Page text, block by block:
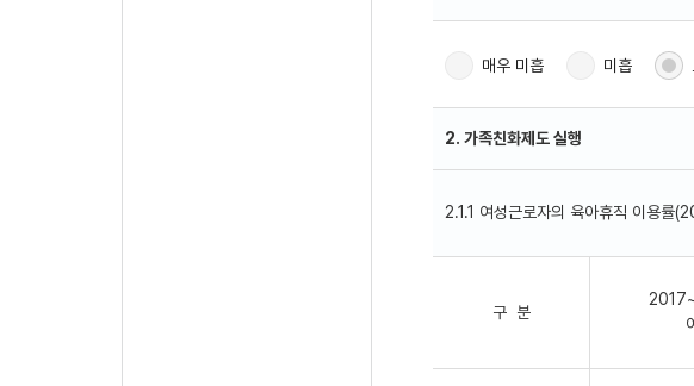
매우 미흡 미흡
2. 가족친화제도 실행
2.1.1 여성근로자의 육아휴직 이용률
구 분